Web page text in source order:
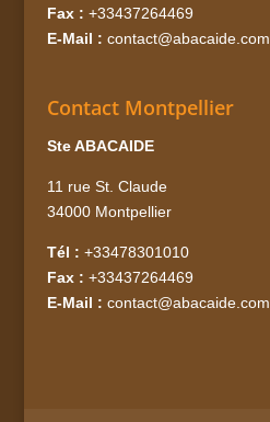
Fax : +33437264469
E-Mail : contact@abacaide.com
Contact Montpellier
Ste ABACAIDE
11 rue St. Claude
34000 Montpellier
Tél : +33478301010
Fax : +33437264469
E-Mail : contact@abacaide.com